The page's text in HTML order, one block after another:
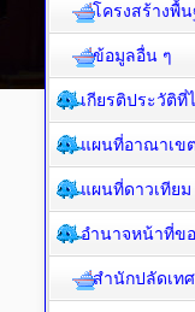
โครงสร้างพื้
ข้อมูลอื่น ๆ
เกียรติประวัติที่
แผนที่อาณาเข
แผนที่ดาวเทียม
อำนาจหน้าที่ข
สำนักปลัดเท